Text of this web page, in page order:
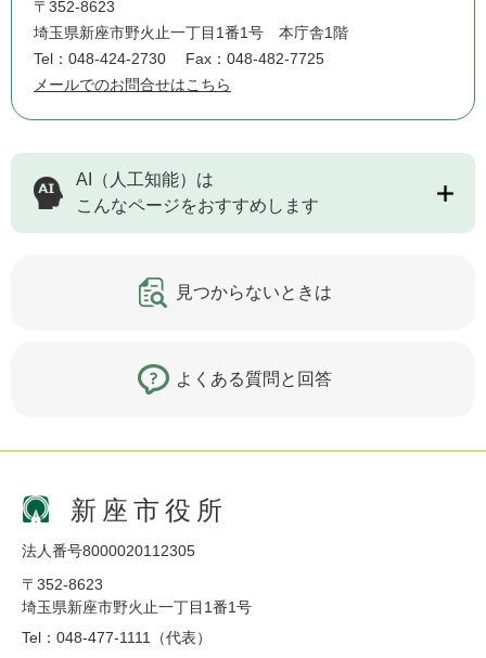
〒352-8623
埼玉県新座市野火止一丁目1番1号 本庁舎1階
Tel：048-424-2730
Fax：048-482-7725
メールでのお問合せはこちら
AI（人工知能）は
こんなページをおすすめします
見つからないときは
よくある質問と回答
新座市役所
法人番号8000020112305
〒352-8623
埼玉県新座市野火止一丁目1番1号
Tel：048-477-1111（代表）